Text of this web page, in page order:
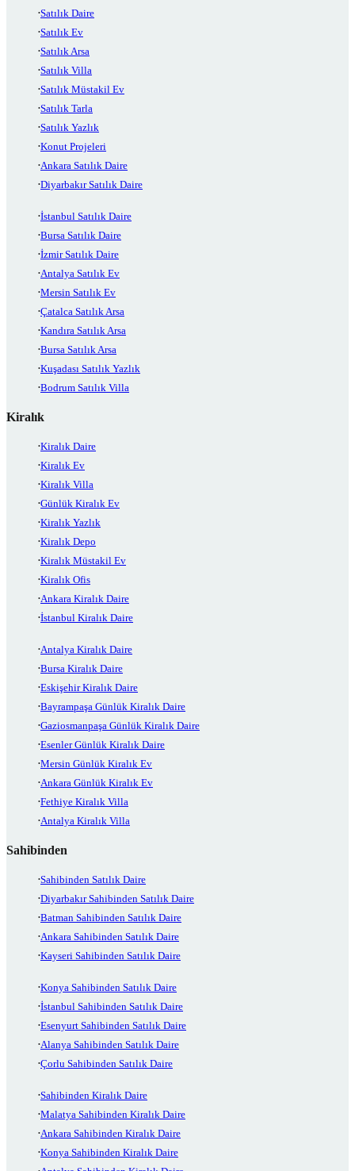
Satılık Daire
Satılık Ev
Satılık Arsa
Satılık Villa
Satılık Müstakil Ev
Satılık Tarla
Satılık Yazlık
Konut Projeleri
Ankara Satılık Daire
Diyarbakır Satılık Daire
İstanbul Satılık Daire
Bursa Satılık Daire
İzmir Satılık Daire
Antalya Satılık Ev
Mersin Satılık Ev
Çatalca Satılık Arsa
Kandıra Satılık Arsa
Bursa Satılık Arsa
Kuşadası Satılık Yazlık
Bodrum Satılık Villa
Kiralık
Kiralık Daire
Kiralık Ev
Kiralık Villa
Günlük Kiralık Ev
Kiralık Yazlık
Kiralık Depo
Kiralık Müstakil Ev
Kiralık Ofis
Ankara Kiralık Daire
İstanbul Kiralık Daire
Antalya Kiralık Daire
Bursa Kiralık Daire
Eskişehir Kiralık Daire
Bayrampaşa Günlük Kiralık Daire
Gaziosmanpaşa Günlük Kiralık Daire
Esenler Günlük Kiralık Daire
Mersin Günlük Kiralık Ev
Ankara Günlük Kiralık Ev
Fethiye Kiralık Villa
Antalya Kiralık Villa
Sahibinden
Sahibinden Satılık Daire
Diyarbakır Sahibinden Satılık Daire
Batman Sahibinden Satılık Daire
Ankara Sahibinden Satılık Daire
Kayseri Sahibinden Satılık Daire
Konya Sahibinden Satılık Daire
İstanbul Sahibinden Satılık Daire
Esenyurt Sahibinden Satılık Daire
Alanya Sahibinden Satılık Daire
Çorlu Sahibinden Satılık Daire
Sahibinden Kiralık Daire
Malatya Sahibinden Kiralık Daire
Ankara Sahibinden Kiralık Daire
Konya Sahibinden Kiralık Daire